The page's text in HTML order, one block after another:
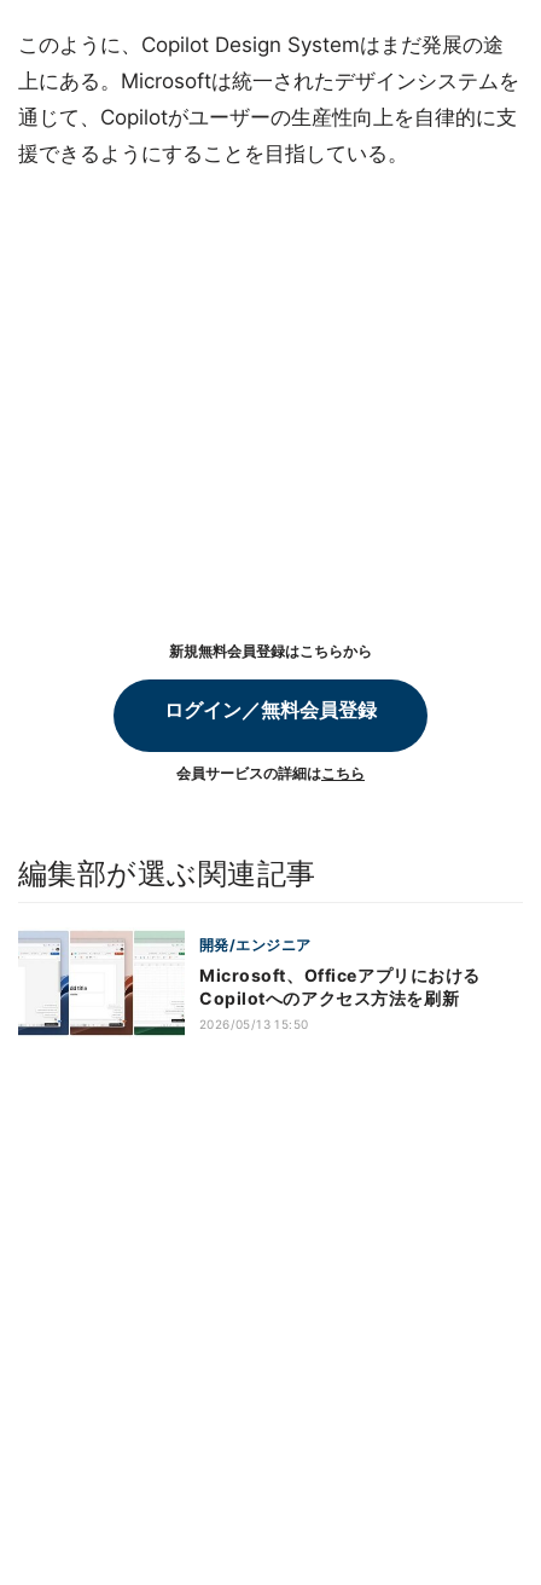
このように、Copilot Design Systemはまだ発展の途
上にある。Microsoftは統一されたデザインシステムを
通じて、Copilotがユーザーの生産性向上を自律的に支
援できるようにすることを目指している。
新規無料会員登録はこちらから
ログイン／無料会員登録
会員サービスの詳細はこちら
編集部が選ぶ関連記事
開発/エンジニア
Microsoft、Officeアプリにおける
Copilotへのアクセス方法を刷新
2026/05/13 15:50